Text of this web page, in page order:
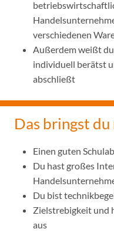
verschiedenen
Außerdem weißt
individuell berätst
abschließt
Das bringst
Einen guten
Du hast großes
Du bist
Zielstrebigkeit und
aus